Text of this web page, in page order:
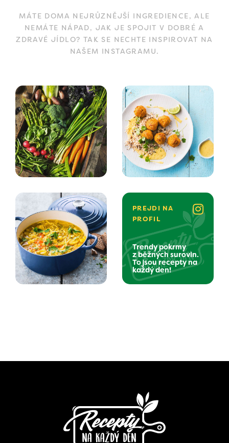
MÁTE DOMA NEJRŮZNĚJŠÍ INGREDIENCE, ALE
NEMÁTE NÁPAD, JAK JE SPOJIT V DOBRÉ A
ZDRAVÉ JÍDLO? TAK SE NECHTE INSPIROVAT NA
NAŠEM INSTAGRAMU.
PREJDI NA
PROFIL
Trendy pokrmy
z běžných surovin.
To jsou recepty na
každý den!